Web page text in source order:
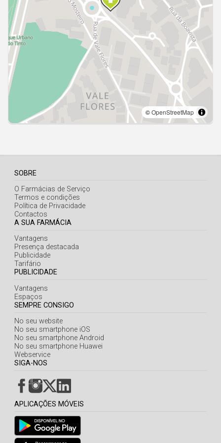
Açores
SOBRE
O Farmácias de Serviço
Termos e condições
Política de Privacidade
Contactos
A SUA FARMÁCIA
Vantagens
Presença destacada
Publicidade
Tarifário
PUBLICIDADE
Vantagens
Espaços
SEMPRE CONSIGO
No seu website
No seu smartphone iOS
No seu smartphone Android
No seu smartphone Huawei
Webservice
SIGA-NOS
APLICAÇÕES MÓVEIS